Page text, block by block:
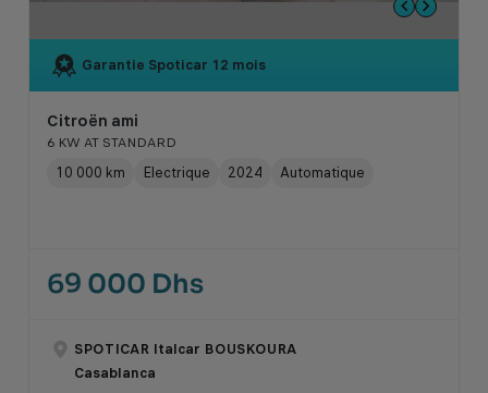
Garantie Spoticar 12 mois
Citroën ami
6 KW AT STANDARD
10 000 km Electrique 2024 Automatique
69 000 Dhs
SPOTICAR Italcar BOUSKOURA
Casablanca